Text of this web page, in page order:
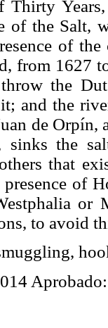
of the Salt,
of
from 1627
the
it; and the
de
sinks the
that
of
or
to avoid